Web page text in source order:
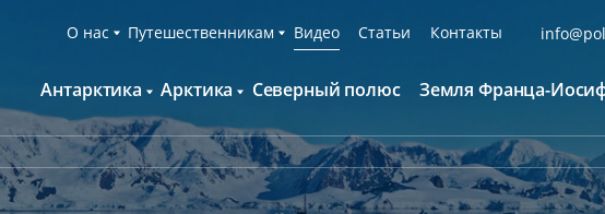
О нас
О компании
С нами путешествуют
Экспедиционная команда
Пресс-центр
Путешественникам
Русскоязычные группы
Наши суда
Дополнительные опции
Фирменная парка
Видео Статьи Контакты
Антарктика
Антарктида и Южный полярный круг
Континент Антарктида Классика
Арктика
Британские острова
Гренландия
Северный полюс Земля Франца-